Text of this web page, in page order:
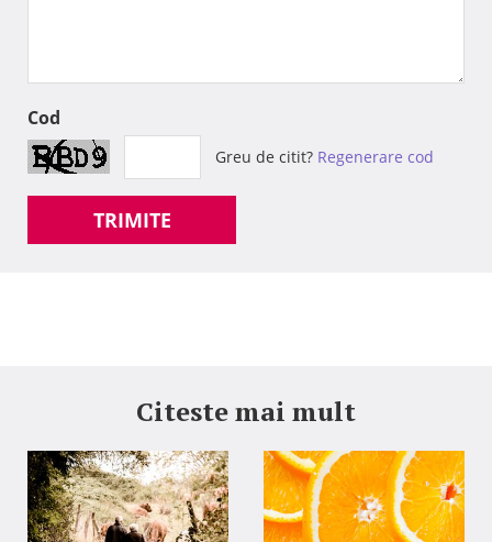
Cod
Greu de citit? Regenerare cod
TRIMITE
Citeste mai mult